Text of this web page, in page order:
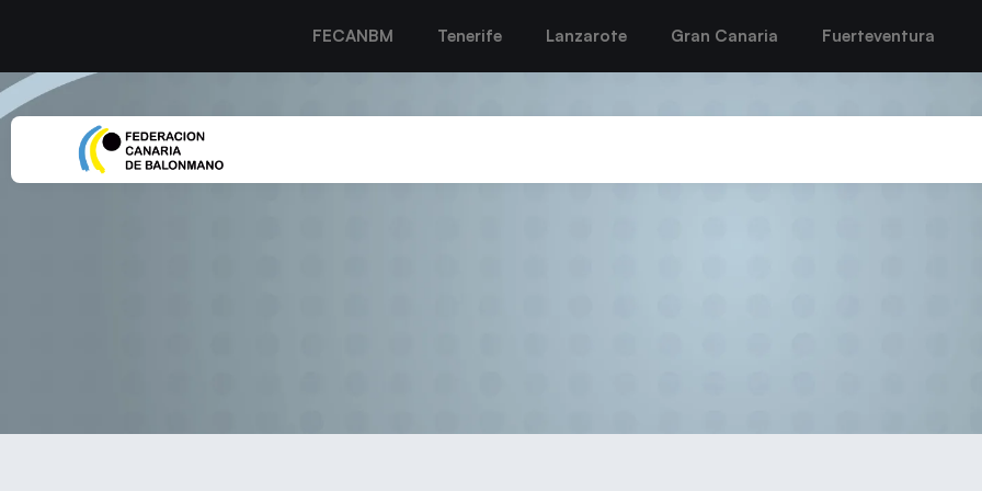
FECANBM Tenerife Lanzarote Gran Canaria Fuerteventura
El Balonmano Lanzarote Ciudad de Arrecife en